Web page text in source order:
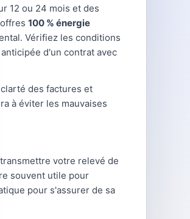
12 ou 24 mois et des
100 % énergie
Vérifiez les conditions
d'un contrat avec
des factures et
à éviter les mauvaises
votre relevé de
souvent utile pour
pour s'assurer de sa